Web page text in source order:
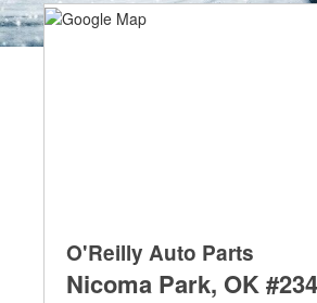
O'Reilly Auto Parts
Nicoma Park, OK #234